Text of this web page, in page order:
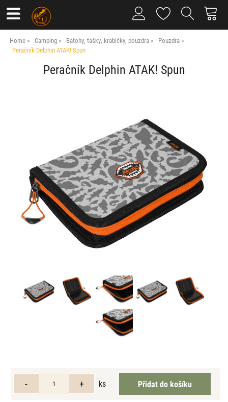
Home Camping Batohy, tašky, krabičky, pouzdra
Pouzdra
Peračník Delphin ATAK! Spun
Peračník Delphin ATAK! Spun
ks